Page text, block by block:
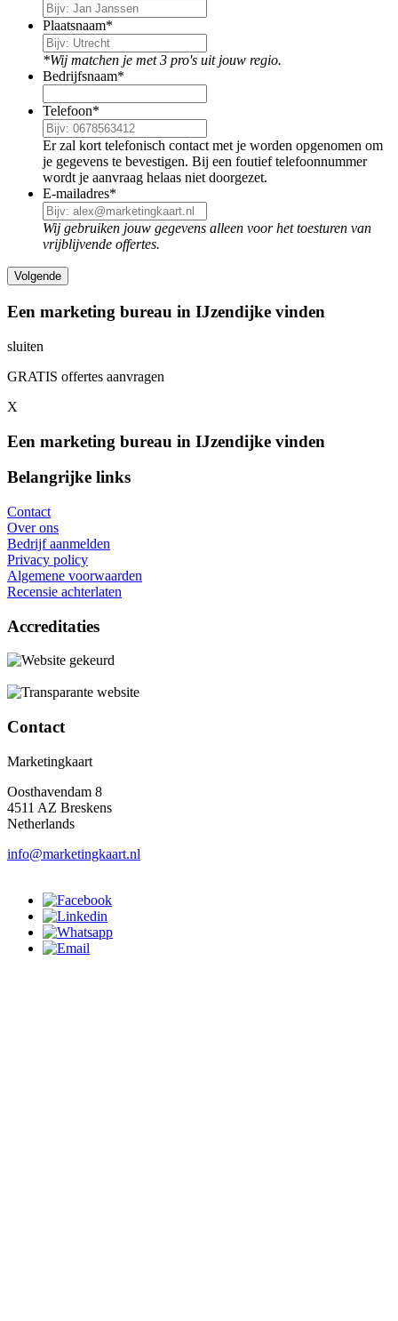
Plaatsnaam*
*Wij matchen je met 3 pro's uit jouw regio.
Bedrijfsnaam*
Telefoon*
Er zal kort telefonisch contact met je worden opgenomen om
je gegevens te bevestigen. Bij een foutief telefoonnummer
wordt je aanvraag helaas niet doorgezet.
E-mailadres*
Wij gebruiken jouw gegevens alleen voor het toesturen van
vrijblijvende offertes.
Een marketing bureau in IJzendijke vinden
sluiten
GRATIS offertes aanvragen
X
Een marketing bureau in IJzendijke vinden
Belangrijke links
Contact
Over ons
Bedrijf aanmelden
Privacy policy
Algemene voorwaarden
Recensie achterlaten
Accreditaties
Contact
Marketingkaart
Oosthavendam 8
4511 AZ Breskens
Netherlands
info@marketingkaart.nl